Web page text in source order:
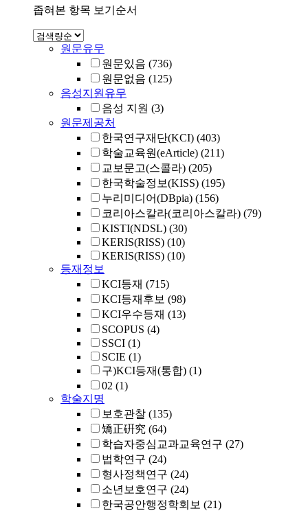
좁혀본 항목 보기순서
원문유무
원문있음 (736)
원문없음 (125)
음성지원유무
음성 지원 (3)
원문제공처
한국연구재단(KCI) (403)
학술교육원(eArticle) (211)
교보문고(스콜라) (205)
한국학술정보(KISS) (195)
누리미디어(DBpia) (156)
코리아스칼라(코리아스칼라) (79)
KISTI(NDSL) (30)
KERIS(RISS) (10)
KERIS(RISS) (10)
등재정보
KCI등재 (715)
KCI등재후보 (98)
KCI우수등재 (13)
SCOPUS (4)
SSCI (1)
SCIE (1)
구)KCI등재(통합) (1)
02 (1)
학술지명
보호관찰 (135)
矯正硏究 (64)
학습자중심교과교육연구 (27)
법학연구 (24)
형사정책연구 (24)
소년보호연구 (24)
한국공안행정학회보 (21)